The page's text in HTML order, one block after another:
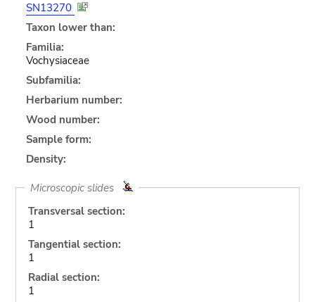
SN13270
Taxon lower than:
Familia:
Vochysiaceae
Subfamilia:
Herbarium number:
Wood number:
Sample form:
Density:
Microscopic slides
Transversal section:
1
Tangential section:
1
Radial section:
1